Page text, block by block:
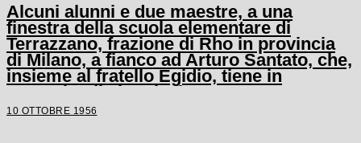
Alcuni alunni e due maestre, a una
finestra della scuola elementare di
Terrazzano, frazione di Rho in provincia
di Milano, a fianco ad Arturo Santato, che,
insieme al fratello Egidio, tiene in
ostaggio gli alunni e le maestre
10 OTTOBRE 1956